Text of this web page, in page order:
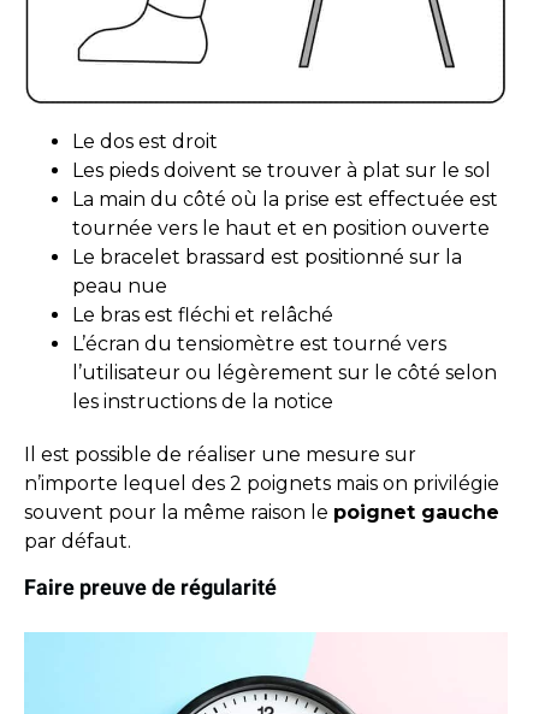
Le dos est droit
Les pieds doivent se trouver à plat sur le sol
La main du côté où la prise est effectuée est
tournée vers le haut et en position ouverte
Le bracelet brassard est positionné sur la
peau nue
Le bras est fléchi et relâché
L’écran du tensiomètre est tourné vers
l’utilisateur ou légèrement sur le côté selon
les instructions de la notice
Il est possible de réaliser une mesure sur
n’importe lequel des 2 poignets mais on privilégie
souvent pour la même raison le poignet gauche
par défaut.
Faire preuve de régularité